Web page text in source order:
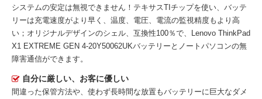
システムの安定は無視できません！テキサスTIチップを使い、バッテ
リーは充電速度がより早く、温度、電圧、電流の監視精度もより高
い；オリジナルデザインのシェル、互換性100％で、Lenovo ThinkPad
X1 EXTREME GEN 4-20Y50062UKバッテリーとノートパソコンの無
障害通信ができます。
自分に厳しい、お客に優しい
間違った保管方法や、使わず長時間な放置もバッテリーに巨大なダメ